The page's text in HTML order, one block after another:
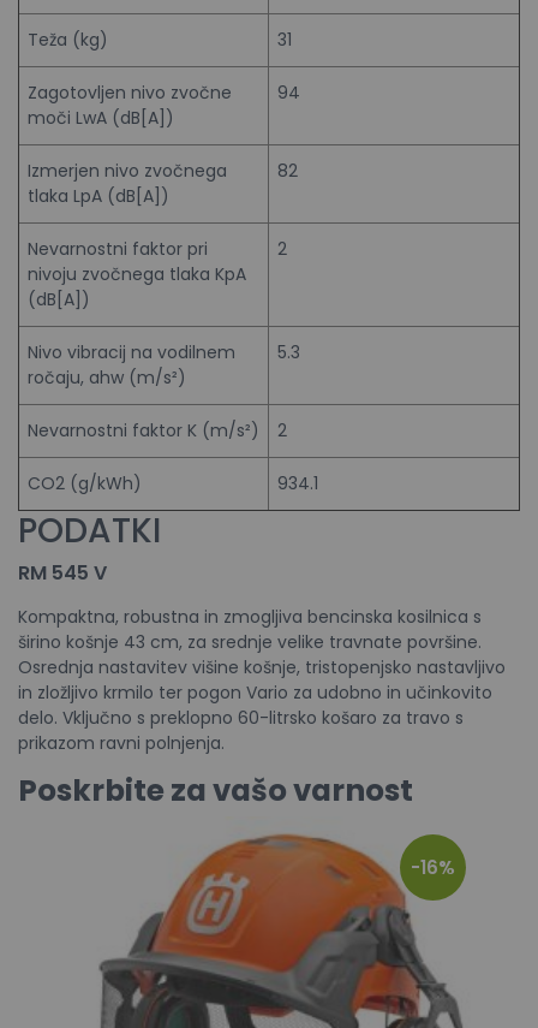
Teža (kg) 31
Zagotovljen nivo zvočne
moči LwA (dB[A])
94
Izmerjen nivo zvočnega
tlaka LpA (dB[A])
82
Nevarnostni faktor pri
nivoju zvočnega tlaka KpA
(dB[A])
2
Nivo vibracij na vodilnem
ročaju, ahw (m/s²)
5.3
Nevarnostni faktor K (m/s²) 2
CO2 (g/kWh) 934.1
PODATKI
RM 545 V
Kompaktna, robustna in zmogljiva bencinska kosilnica s
širino košnje 43 cm, za srednje velike travnate površine.
Osrednja nastavitev višine košnje, tristopenjsko nastavljivo
in zložljivo krmilo ter pogon Vario za udobno in učinkovito
delo. Vključno s preklopno 60-litrsko košaro za travo s
prikazom ravni polnjenja.
Poskrbite za vašo varnost
-16%